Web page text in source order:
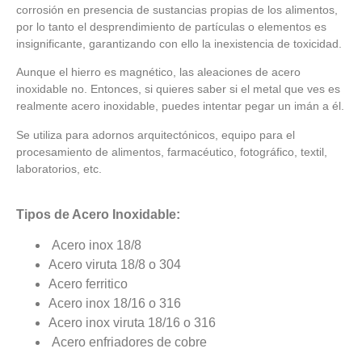
corrosión en presencia de sustancias propias de los alimentos,
por lo tanto el desprendimiento de partículas o elementos es
insignificante, garantizando con ello la inexistencia de toxicidad.
Aunque el hierro es magnético, las aleaciones de acero
inoxidable no. Entonces, si quieres saber si el metal que ves es
realmente acero inoxidable, puedes intentar pegar un imán a él.
Se utiliza para adornos arquitectónicos, equipo para el
procesamiento de alimentos, farmacéutico, fotográfico, textil,
laboratorios, etc.
Tipos de Acero Inoxidable:
Acero inox 18/8
Acero viruta 18/8 o 304
Acero ferritico
Acero inox 18/16 o 316
Acero inox viruta 18/16 o 316
Acero enfriadores de cobre